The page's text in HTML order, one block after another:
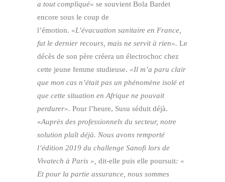
a tout compliqué» se souvient Bola Bardet
encore sous le coup de
l’émotion. «L’évacuation sanitaire en France,
fut le dernier recours, mais ne servit à rien». Le
décès de son père créera un électrochoc chez
cette jeune femme studieuse. «Il m’a paru clair
que mon cas n’était pas un phénomène isolé et
que cette situation en Afrique ne pouvait
perdurer». Pour l’heure, Susu séduit déjà.
«Auprès des professionnels du secteur, notre
solution plaît déjà. Nous avons remporté
l’édition 2019 du challenge Sanofi lors de
Vivatech à Paris », dit-elle puis elle poursuit: «
Et pour la partie assurance, nous sommes